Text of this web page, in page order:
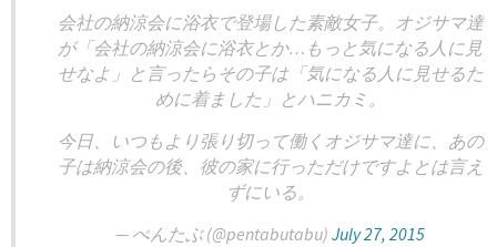
会社の納涼会に浴衣で登場した素敵女子。オジサマ達
が「会社の納涼会に浴衣とか…もっと気になる人に見
せなよ」と言ったらその子は「気になる人に見せるた
めに着ました」とハニカミ。
今日、いつもより張り切って働くオジサマ達に、あの
子は納涼会の後、彼の家に行っただけですよとは言え
ずにいる。
— ぺんたぶ (@pentabutabu) July 27, 2015